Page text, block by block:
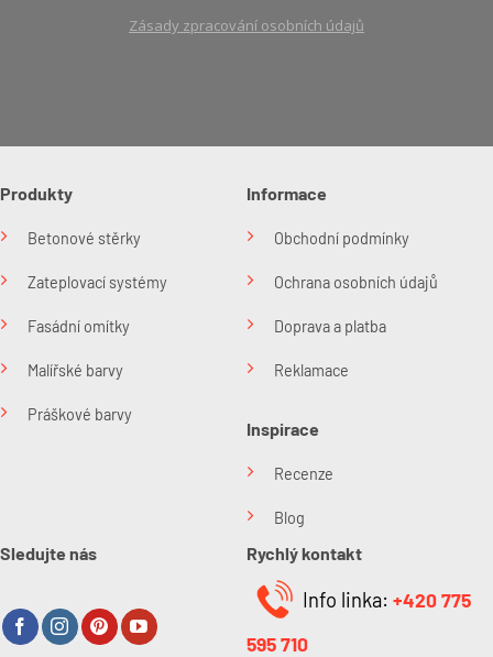
Zásady zpracování osobních údajů
Produkty
Betonové stěrky
Zateplovací systémy
Fasádní omítky
Malířské barvy
Práškové barvy
Informace
Obchodní podmínky
Ochrana osobních údajů
Doprava a platba
Reklamace
Inspirace
Recenze
Blog
Sledujte nás Rychlý kontakt
Info linka: +420 775
595 710